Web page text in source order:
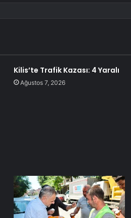
Kilis’te Trafik Kazası: 4 Yaralı
Ağustos 7, 2026